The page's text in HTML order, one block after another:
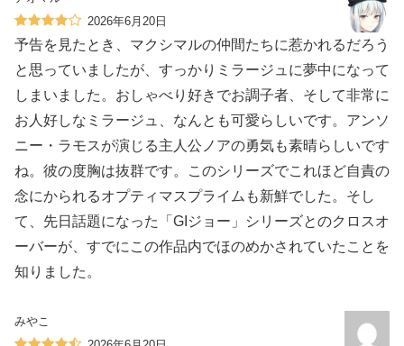
2026年6月20日
予告を見たとき、マクシマルの仲間たちに惹かれるだろう
と思っていましたが、すっかりミラージュに夢中になって
しまいました。おしゃべり好きでお調子者、そして非常に
お人好しなミラージュ、なんとも可愛らしいです。アンソ
ニー・ラモスが演じる主人公ノアの勇気も素晴らしいです
ね。彼の度胸は抜群です。このシリーズでこれほど自責の
念にかられるオプティマスプライムも新鮮でした。そし
て、先日話題になった「GIジョー」シリーズとのクロスオ
ーバーが、すでにこの作品内でほのめかされていたことを
知りました。
みやこ